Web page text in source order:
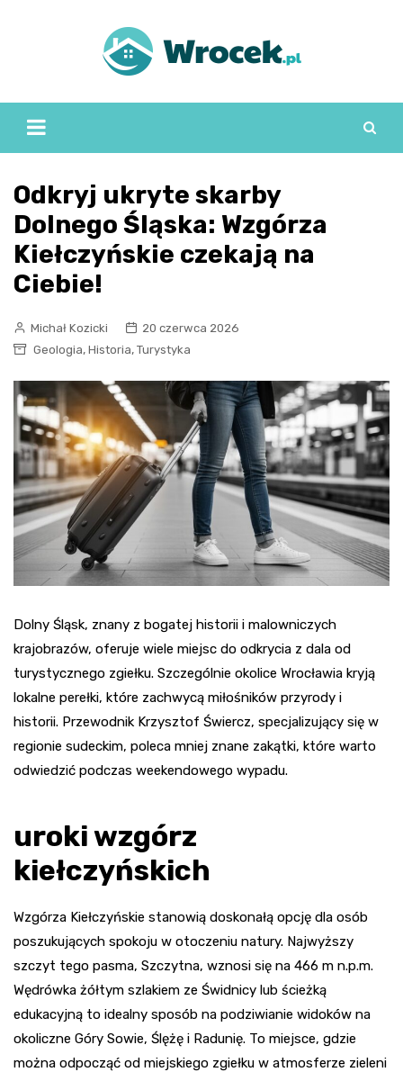
Odkryj ukryte skarby
Dolnego Śląska: Wzgórza
Kiełczyńskie czekają na
Ciebie!
Michał Kozicki
20 czerwca 2026
Geologia, Historia, Turystyka
Dolny Śląsk, znany z bogatej historii i malowniczych
krajobrazów, oferuje wiele miejsc do odkrycia z dala od
turystycznego zgiełku. Szczególnie okolice Wrocławia kryją
lokalne perełki, które zachwycą miłośników przyrody i
historii. Przewodnik Krzysztof Świercz, specjalizujący się w
regionie sudeckim, poleca mniej znane zakątki, które warto
odwiedzić podczas weekendowego wypadu.
uroki wzgórz
kiełczyńskich
Wzgórza Kiełczyńskie stanowią doskonałą opcję dla osób
poszukujących spokoju w otoczeniu natury. Najwyższy
szczyt tego pasma, Szczytna, wznosi się na 466 m n.p.m.
Wędrówka żółtym szlakiem ze Świdnicy lub ścieżką
edukacyjną to idealny sposób na podziwianie widoków na
okoliczne Góry Sowie, Ślężę i Radunię. To miejsce, gdzie
można odpocząć od miejskiego zgiełku w atmosferze zieleni